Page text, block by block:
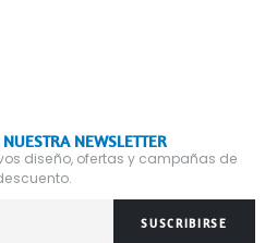
NEWSLETTER
diseño, ofertas y campañas de
SUSCRIBIRSE